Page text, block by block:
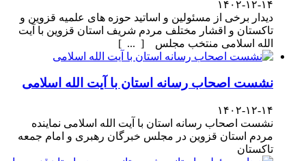
۱۴۰۲-۱۲-۱۴
دیدار برخی از مسئولین و اساتید حوزه های علمیه قزوین و
تاکستان و اقشار مختلف مردم شریف استان قزوین با آیت
الله اسلامی منتخب مجلس [ ... ]
نشست اصحاب رسانه استان با آیت الله اسلامی
۱۴۰۲-۱۲-۱۴
نشست اصحاب رسانه استان با آیت الله اسلامی نماینده
مردم استان قزوین در مجلس خبرگان رهبری و امام جمعه
تاکستان